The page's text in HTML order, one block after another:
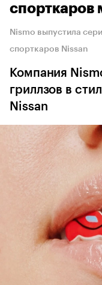
спорткаров
Nismo выпустила
спорткаров Nissan
Компания
гриллзов в
Nissan